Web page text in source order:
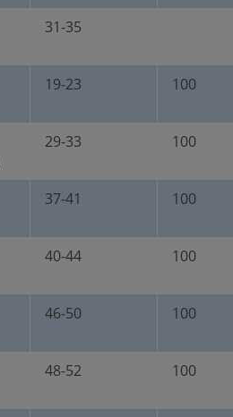
31-35
19-23 100
29-33 100
37-41 100
40-44 100
46-50 100
48-52 100